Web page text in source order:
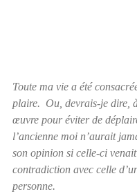
Toute ma vie a été
plaire.  Ou, devrais-je dire,
œuvre pour éviter de
l’ancienne moi n’aurait
son opinion si celle-ci
contradiction avec celle
personne.